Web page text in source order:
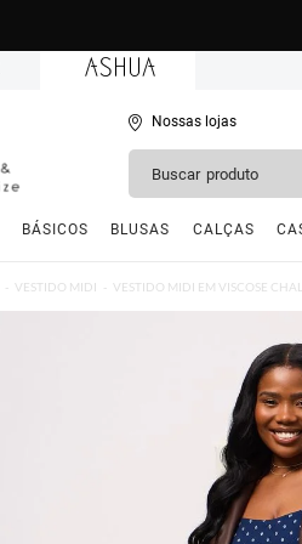
Nossas lojas
BÁSICOS BLUSAS CALÇAS
VESTIDO MIDI VESTIDO MIDI EM VISCOSE